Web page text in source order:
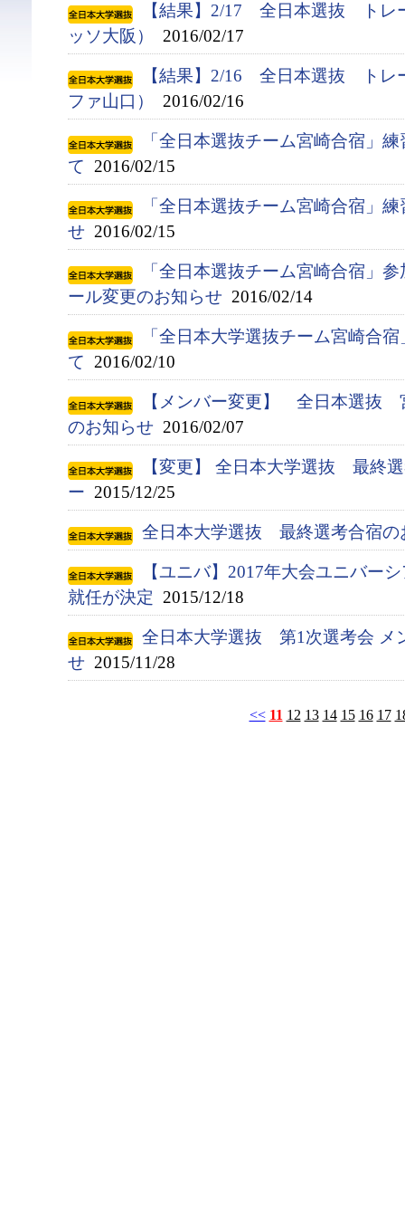
【結果】2/17 全日本選抜 ト
ッソ大阪）
2016/02/17
【結果】2/16 全日本選抜 ト
ファ山口）
2016/02/16
「全日本選抜チーム宮崎合宿」
て 2016/02/15
「全日本選抜チーム宮崎合宿」
せ 2016/02/15
「全日本選抜チーム宮崎合宿」
ール変更のお知らせ 2016/02/14
「全日本大学選抜チーム宮崎合
て 2016/02/10
【メンバー変更】 全日本選抜
のお知らせ 2016/02/07
【変更】 全日本大学選抜 最終
ー 2015/12/25
全日本大学選抜 最終選考合宿の
【ユニバ】2017年大会ユニバー
就任が決定 2015/12/18
全日本大学選抜 第1次選考会 メ
せ 2015/11/28
<< 11 12 13 14 15 16 17